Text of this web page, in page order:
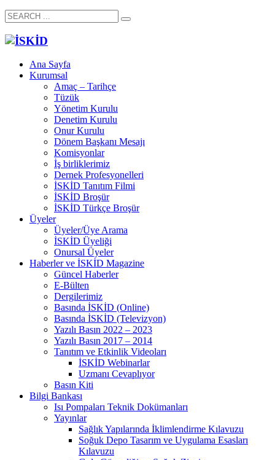
Ana Sayfa
Kurumsal
Amaç – Tarihçe
Tüzük
Yönetim Kurulu
Denetim Kurulu
Onur Kurulu
Dönem Başkanı Mesajı
Komisyonlar
İş birliklerimiz
Dernek Profesyonelleri
İSKİD Tanıtım Filmi
İSKİD Broşür
İSKİD Türkçe Broşür
Üyeler
Üyeler/Üye Arama
İSKİD Üyeliği
Onursal Üyeler
Haberler ve İSKİD Magazine
Güncel Haberler
E-Bülten
Dergilerimiz
Basında İSKİD (Online)
Basında İSKİD (Televizyon)
Yazılı Basın 2022 – 2023
Yazılı Basın 2017 – 2014
Tanıtım ve Etkinlik Videoları
İSKİD Webinarlar
Uzmanı Cevaplıyor
Basın Kiti
Bilgi Bankası
Isı Pompaları Teknik Dokümanları
Yayınlar
Sağlık Yapılarında İklimlendirme Kılavuzu
Soğuk Depo Tasarım ve Uygulama Esasları
Kılavuzu